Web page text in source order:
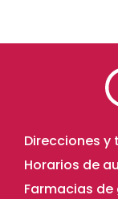
Direcciones y
Horarios de
Farmacias